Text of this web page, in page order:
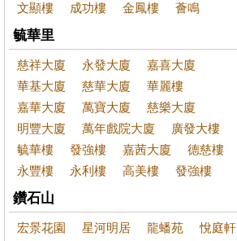
文顯樓
成功樓 金鳳樓 薈鳴
毓華里
慈祥大廈 永發大廈
嘉喜大廈
華基大廈
慈華大廈
華麗樓
嘉華大廈
萬寶大廈
慈樂大廈
明豐大廈
萬年戲院大廈
廣發大樓
毓華樓
發強樓 嘉茜大廈
德慈樓
永豐樓
永利樓 高美樓 發強樓
鑽石山
宏景花園 星河明居 龍蟠苑
悅庭軒